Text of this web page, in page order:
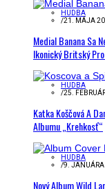
HUDBA
/21. MÁJA
Medial Banana Sa
Ikonický Britský
HUDBA
/25.
Katka Koščová A
Albumu „Krehkosť“
HUDBA
/9.
Nový Album Wild